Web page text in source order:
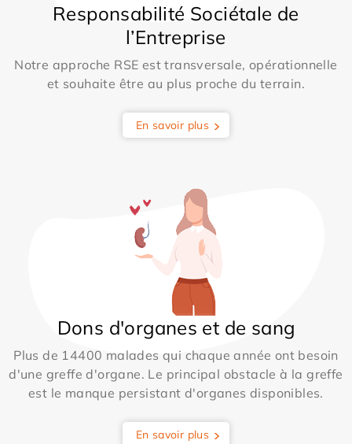
Responsabilité Sociétale de
l’Entreprise
Notre approche RSE est transversale, opérationnelle
et souhaite être au plus proche du terrain.
En savoir plus
Dons d'organes et de sang
Plus de 14400 malades qui chaque année ont besoin
d'une greffe d'organe. Le principal obstacle à la greffe
est le manque persistant d'organes disponibles.
En savoir plus